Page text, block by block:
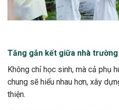
Tăng gắn kết giữa nhà
Không chỉ học sinh, mà cả phụ
chung sẽ hiểu nhau hơn, xây
thiện.